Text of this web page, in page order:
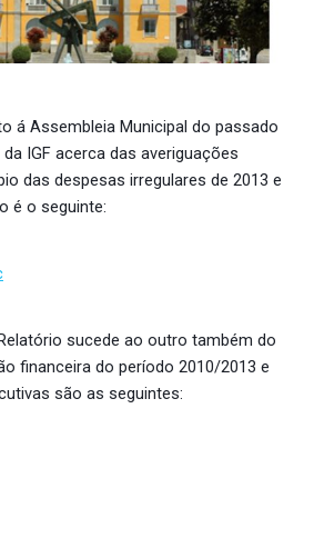
á Assembleia Municipal do passado
IGF acerca das averiguações
das despesas irregulares de 2013 e
é o seguinte:
sucede ao outro também do
financeira do período 2010/2013 e
são as seguintes: